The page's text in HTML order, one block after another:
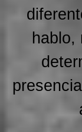
hablo,